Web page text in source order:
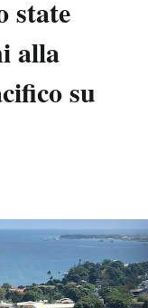
Idee
calcio 2026
state
alla
su